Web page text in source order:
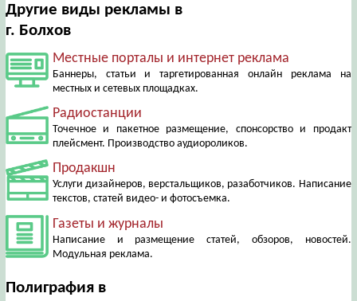
Другие виды рекламы в
г. Болхов
Местные порталы и интернет реклама
Баннеры, статьи и таргетированная онлайн реклама на
местных и сетевых площадках.
Радиостанции
Точечное и пакетное размещение, спонсорство и продакт
плейсмент. Производство аудиороликов.
Продакшн
Услуги дизайнеров, верстальщиков, разаботчиков. Написание
текстов, статей видео- и фотосъемка.
Газеты и журналы
Написание и размещение статей, обзоров, новостей.
Модульная реклама.
Полиграфия в